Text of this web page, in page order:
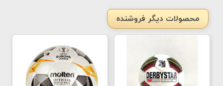
محصولات دیگر فروشنده